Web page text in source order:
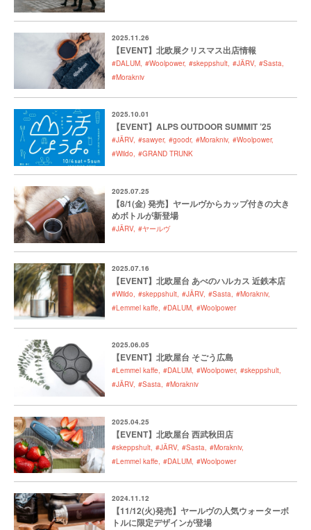
2025.11.26
【EVENT】北欧展クリスマス出店情報
#DALUM #Woolpower #skeppshult #JÄRV #Sasta
#Morakniv
2025.10.01
【EVENT】ALPS OUTDOOR SUMMIT ’25
#JÄRV #sawyer #goodr #Morakniv #Woolpower
#Wildo #GRAND TRUNK
2025.07.25
【8/1(金) 発売】ヤールヴからカップ付きの大き
めボトルが新登場
#JÄRV #ヤールヴ
2025.07.16
【EVENT】北欧屋台 あべのハルカス 近鉄本店
#Wildo #skeppshult #JÄRV #Sasta #Morakniv
#Lemmel kaffe #DALUM #Woolpower
2025.06.05
【EVENT】北欧屋台 そごう広島
#Lemmel kaffe #DALUM #Woolpower #skeppshult
#JÄRV #Sasta #Morakniv
2025.04.25
【EVENT】北欧屋台 西武秋田店
#skeppshult #JÄRV #Sasta #Morakniv
#Lemmel kaffe #DALUM #Woolpower
2024.11.12
【11/12(火)発売】ヤールヴの人気ウォーターボ
トルに限定デザインが登場